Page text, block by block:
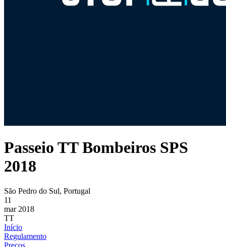
Passeio TT Bombeiros SPS
2018
São Pedro do Sul, Portugal
11
mar 2018
TT
Início
Regulamento
Preços